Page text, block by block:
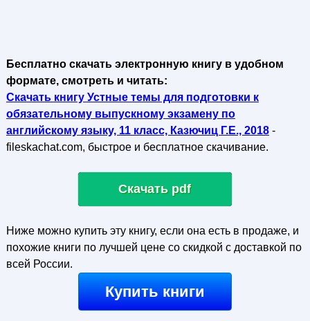
Бесплатно скачать электронную книгу в удобном
формате, смотреть и читать:
Скачать книгу Устные темы для подготовки к
обязательному выпускному экзамену по
английскому языку, 11 класс, Казючиц Г.Е., 2018-
fileskachat.com, быстрое и бесплатное скачивание.
Скачать pdf
Ниже можно купить эту книгу, если она есть в продаже, и
похожие книги по лучшей цене со скидкой с доставкой по
всей России.
Купить книги